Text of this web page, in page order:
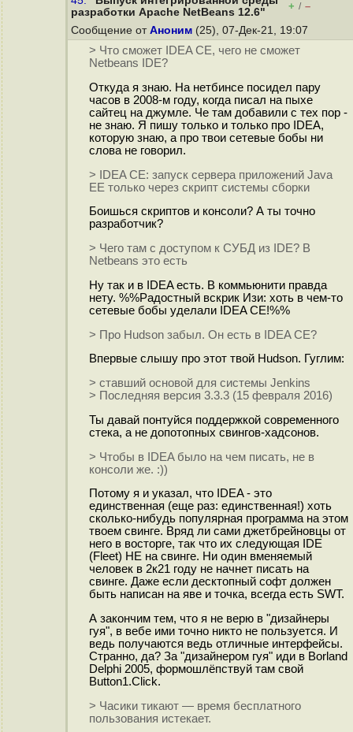
разработки Apache NetBeans 12.6"
+ / –
Сообщение от Аноним (25), 07-Дек-21, 19:07
> Что сможет IDEA CE, чего не сможет
Netbeans IDE?
Откуда я знаю. На нетбинсе посидел пару
часов в 2008-м году, когда писал на пыхе
сайтец на джумле. Че там добавили с тех пор -
не знаю. Я пишу только и только про IDEA,
которую знаю, а про твои сетевые бобы ни
слова не говорил.
> IDEA CE: запуск сервера приложений Java
EE только через скрипт системы сборки
Боишься скриптов и консоли? А ты точно
разработчик?
> Чего там с доступом к СУБД из IDE? В
Netbeans это есть
Ну так и в IDEA есть. В коммьюнити правда
нету. %%Радостный вскрик Изи: хоть в чем-то
сетевые бобы уделали IDEA CE!%%
> Про Hudson забыл. Он есть в IDEA CE?
Впервые слышу про этот твой Hudson. Гуглим:
> ставший основой для системы Jenkins
> Последняя версия 3.3.3 (15 февраля 2016)
Ты давай понтуйся поддержкой современного
стека, а не допотопных свингов-хадсонов.
> Чтобы в IDEA было на чем писать, не в
консоли же. :))
Потому я и указал, что IDEA - это
единственная (еще раз: единственная!) хоть
сколько-нибудь популярная программа на этом
твоем свинге. Вряд ли сами джетбрейновцы от
него в восторге, так что их следующая IDE
(Fleet) НЕ на свинге. Ни один вменяемый
человек в 2к21 году не начнет писать на
свинге. Даже если десктопный софт должен
быть написан на яве и точка, всегда есть SWT.
А закончим тем, что я не верю в "дизайнеры
гуя", в вебе ими точно никто не пользуется. И
ведь получаются ведь отличные интерфейсы.
Странно, да? За "дизайнером гуя" иди в Borland
Delphi 2005, формошлёпствуй там свой
Button1.Click.
> Часики тикают — время бесплатного
пользования истекает.